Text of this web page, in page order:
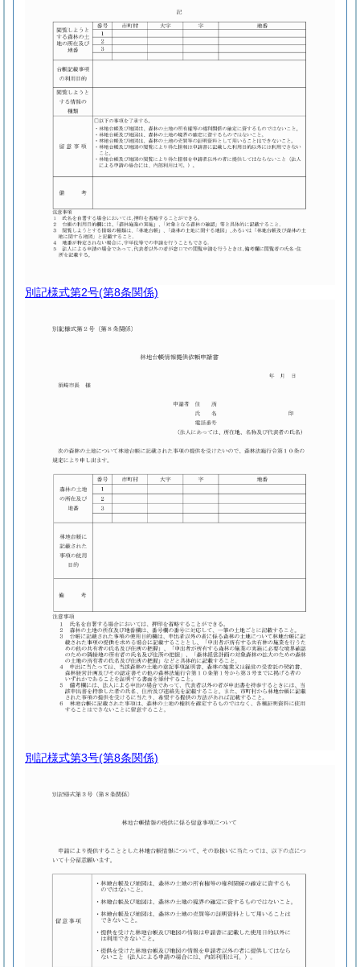
別記様式第2号(第8条関係)
別記様式第3号(第8条関係)